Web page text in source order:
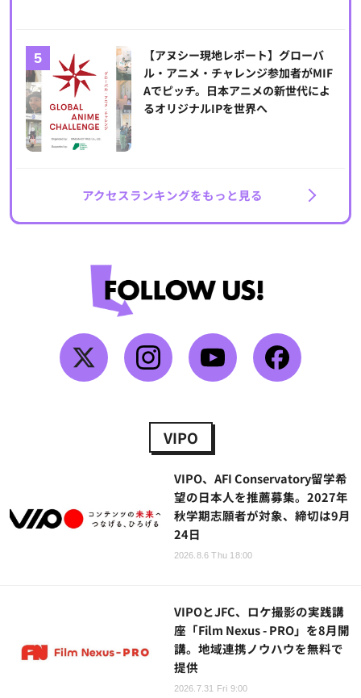
【アヌシー現地レポート】グローバ
ル・アニメ・チャレンジ参加者がMIF
Aでピッチ。日本アニメの新世代によ
るオリジナルIPを世界へ
アクセスランキングをもっと見る
VIPO
VIPO、AFI Conservatory留学希
望の日本人を推薦募集。2027年
秋学期志願者が対象、締切は9月
24日
2026.8.6 Thu 18:00
VIPOとJFC、ロケ撮影の実践講
座「Film Nexus - PRO」を8月開
講。地域連携ノウハウを無料で
提供
2026.7.31 Fri 9:00